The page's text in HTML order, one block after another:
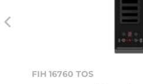
FIH 16760 TOS